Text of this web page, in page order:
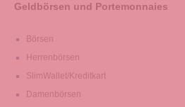
Geldbörsen und Portemonnaies
Börsen
Herrenbörsen
SlimWallet/Kreditkart
Damenbörsen